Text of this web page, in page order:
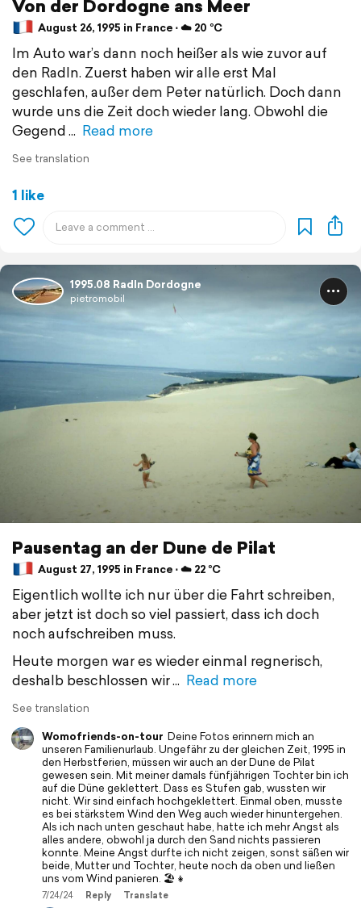
Von der Dordogne ans Meer
August 26, 1995 in France ⋅ ☁️ 20 °C
Im Auto war’s dann noch heißer als wie zuvor auf
den Radln. Zuerst haben wir alle erst Mal
geschlafen, außer dem Peter natürlich. Doch dann
wurde uns die Zeit doch wieder lang. Obwohl die
Gegend
Read more
See translation
1 like
1995.08 Radln Dordogne
pietromobil
Pausentag an der Dune de Pilat
August 27, 1995 in France ⋅ ☁️ 22 °C
Eigentlich wollte ich nur über die Fahrt schreiben,
aber jetzt ist doch so viel passiert, dass ich doch
noch aufschreiben muss.
Heute morgen war es wieder einmal regnerisch,
deshalb beschlossen wir
Read more
See translation
Womofriends-on-tour Deine Fotos erinnern mich an
unseren Familienurlaub. Ungefähr zu der gleichen Zeit, 1995 in
den Herbstferien, müssen wir auch an der Dune de Pilat
gewesen sein. Mit meiner damals fünfjährigen Tochter bin ich
auf die Düne geklettert. Dass es Stufen gab, wussten wir
nicht. Wir sind einfach hochgeklettert. Einmal oben, musste
es bei stärkstem Wind den Weg auch wieder hinuntergehen.
Als ich nach unten geschaut habe, hatte ich mehr Angst als
alles andere, obwohl ja durch den Sand nichts passieren
konnte. Meine Angst durfte ich nicht zeigen, sonst säßen wir
beide, Mutter und Tochter, heute noch da oben und ließen
uns vom Wind panieren. 🏖️👧
7/24/24 Reply Translate